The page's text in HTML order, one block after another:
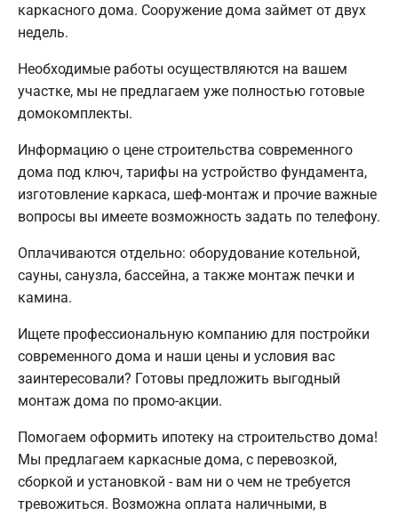
каркасного дома. Сооружение дома займет от двух
недель.
Необходимые работы осуществляются на вашем
участке, мы не предлагаем уже полностью готовые
домокомплекты.
Информацию о цене строительства современного
дома под ключ, тарифы на устройство фундамента,
изготовление каркаса, шеф-монтаж и прочие важные
вопросы вы имеете возможность задать по телефону.
Оплачиваются отдельно: оборудование котельной,
сауны, санузла, бассейна, а также монтаж печки и
камина.
Ищете профессиональную компанию для постройки
современного дома и наши цены и условия вас
заинтересовали? Готовы предложить выгодный
монтаж дома по промо-акции.
Помогаем оформить ипотеку на строительство дома!
Мы предлагаем каркасные дома, с перевозкой,
сборкой и установкой - вам ни о чем не требуется
тревожиться. Возможна оплата наличными, в